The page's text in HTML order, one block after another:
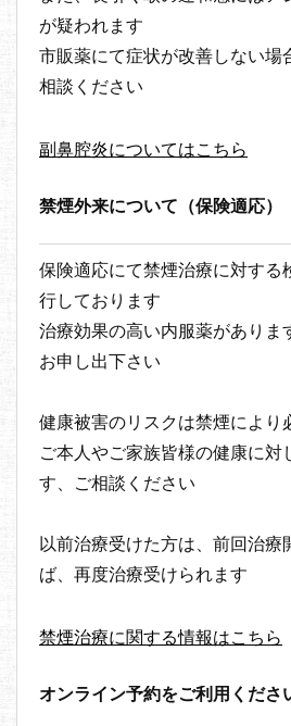
が疑われます
市販薬にて症状が改善しない場
相談ください
副鼻腔炎についてはこちら
禁煙外来について（保険適応）
保険適応にて禁煙治療に対する
行しております
治療効果の高い内服薬がありま
お申し出下さい
健康被害のリスクは禁煙により
ご本人やご家族皆様の健康に対
す、ご相談ください
以前治療受けた方は、前回治療
ば、再度治療受けられます
禁煙治療に関する情報はこちら
オンライン予約をご利用くださ